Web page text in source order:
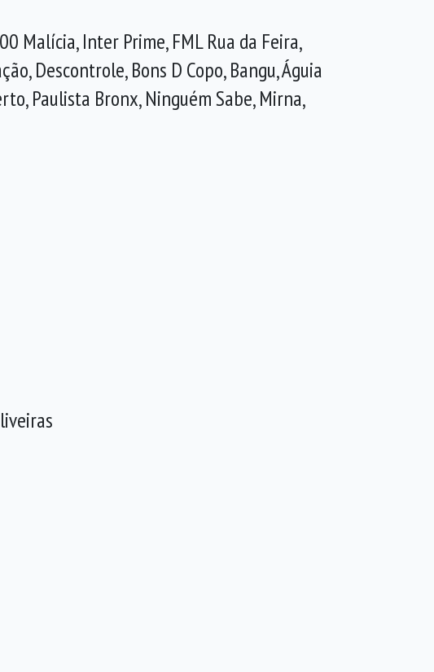
Malícia, Inter Prime, FML Rua da Feira,
Descontrole, Bons D Copo, Bangu, Águia
Paulista Bronx, Ninguém Sabe, Mirna,